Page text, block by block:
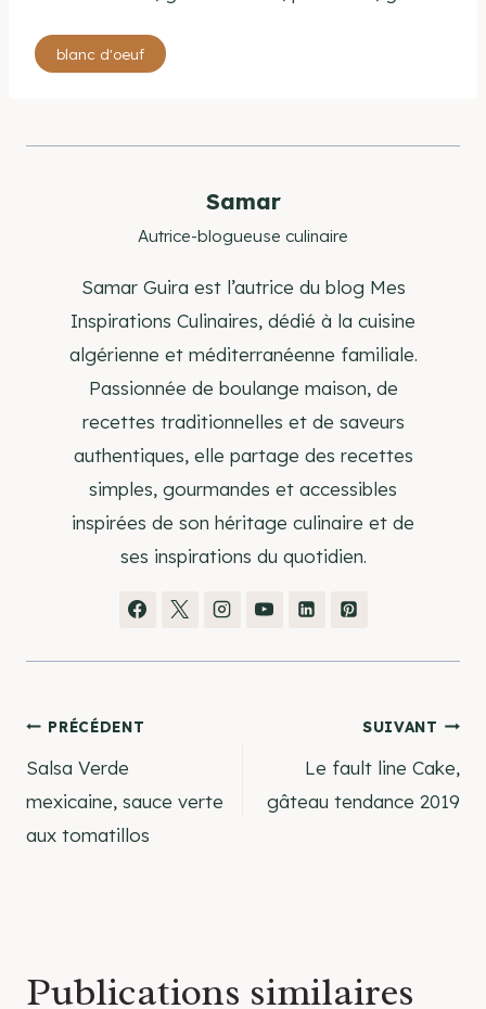
Étiquettes
de
publication :
blanc d'oeuf
Samar
Autrice-blogueuse culinaire
Samar Guira est l’autrice du blog Mes
Inspirations Culinaires, dédié à la cuisine
algérienne et méditerranéenne familiale.
Passionnée de boulange maison, de
recettes traditionnelles et de saveurs
authentiques, elle partage des recettes
simples, gourmandes et accessibles
inspirées de son héritage culinaire et de
ses inspirations du quotidien.
Navigation
de
l’article
PRÉCÉDENT
Salsa Verde
mexicaine, sauce verte
aux tomatillos
SUIVANT
Le fault line Cake,
gâteau tendance 2019
Publications similaires